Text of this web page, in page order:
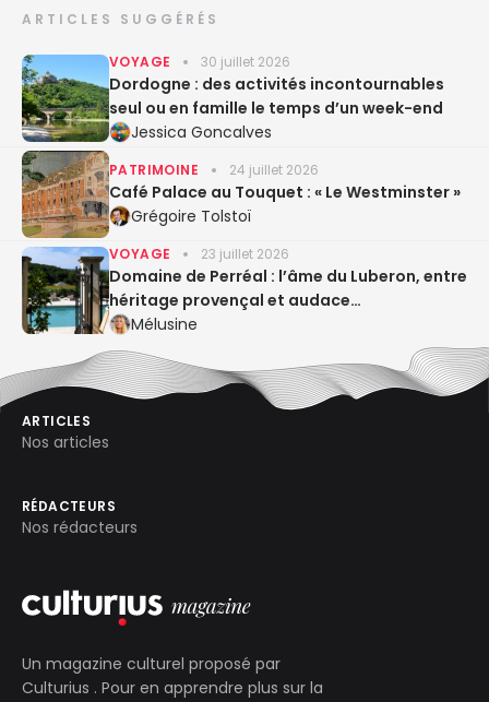
ARTICLES SUGGÉRÉS
VOYAGE 30 juillet 2026
Dordogne : des activités incontournables
seul ou en famille le temps d’un week-end
Jessica Goncalves
PATRIMOINE 24 juillet 2026
Café Palace au Touquet : « Le Westminster »
Grégoire Tolstoï
VOYAGE 23 juillet 2026
Domaine de Perréal : l’âme du Luberon, entre
héritage provençal et audace
gastronomique
Mélusine
Un magazine culturel proposé par
Culturius . Pour en apprendre plus sur la
ARTICLES
Nos articles
RÉDACTEURS
Nos rédacteurs